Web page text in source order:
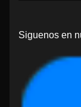
Siguenos en